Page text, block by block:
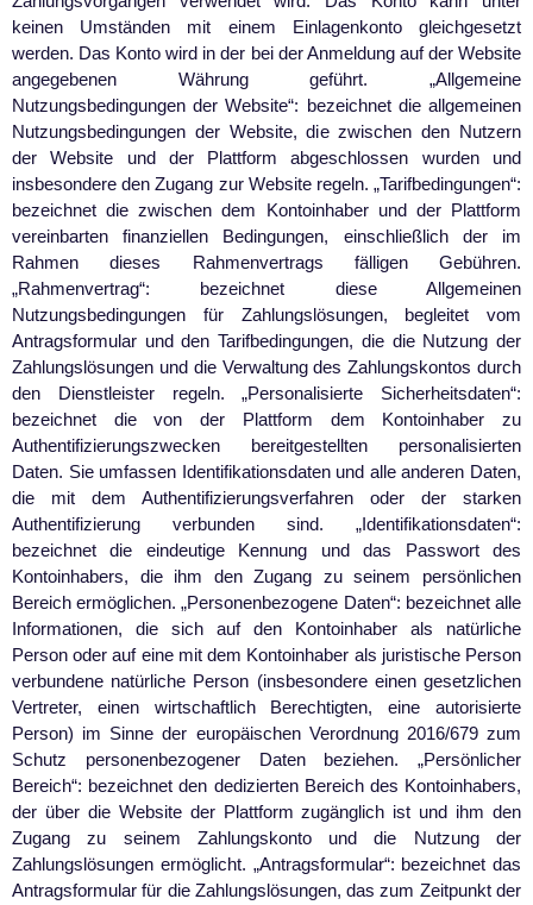
keinen Umständen mit einem Einlagenkonto gleichgesetzt
werden. Das Konto wird in der bei der Anmeldung auf der Website
angegebenen Währung geführt. „Allgemeine
Nutzungsbedingungen der Website“: bezeichnet die allgemeinen
Nutzungsbedingungen der Website, die zwischen den Nutzern
der Website und der Plattform abgeschlossen wurden und
insbesondere den Zugang zur Website regeln. „Tarifbedingungen“:
bezeichnet die zwischen dem Kontoinhaber und der Plattform
vereinbarten finanziellen Bedingungen, einschließlich der im
Rahmen dieses Rahmenvertrags fälligen Gebühren.
„Rahmenvertrag“: bezeichnet diese Allgemeinen
Nutzungsbedingungen für Zahlungslösungen, begleitet vom
Antragsformular und den Tarifbedingungen, die die Nutzung der
Zahlungslösungen und die Verwaltung des Zahlungskontos durch
den Dienstleister regeln. „Personalisierte Sicherheitsdaten“:
bezeichnet die von der Plattform dem Kontoinhaber zu
Authentifizierungszwecken bereitgestellten personalisierten
Daten. Sie umfassen Identifikationsdaten und alle anderen Daten,
die mit dem Authentifizierungsverfahren oder der starken
Authentifizierung verbunden sind. „Identifikationsdaten“:
bezeichnet die eindeutige Kennung und das Passwort des
Kontoinhabers, die ihm den Zugang zu seinem persönlichen
Bereich ermöglichen. „Personenbezogene Daten“: bezeichnet alle
Informationen, die sich auf den Kontoinhaber als natürliche
Person oder auf eine mit dem Kontoinhaber als juristische Person
verbundene natürliche Person (insbesondere einen gesetzlichen
Vertreter, einen wirtschaftlich Berechtigten, eine autorisierte
Person) im Sinne der europäischen Verordnung 2016/679 zum
Schutz personenbezogener Daten beziehen. „Persönlicher
Bereich“: bezeichnet den dedizierten Bereich des Kontoinhabers,
der über die Website der Plattform zugänglich ist und ihm den
Zugang zu seinem Zahlungskonto und die Nutzung der
Zahlungslösungen ermöglicht. „Antragsformular“: bezeichnet das
Antragsformular für die Zahlungslösungen, das zum Zeitpunkt der